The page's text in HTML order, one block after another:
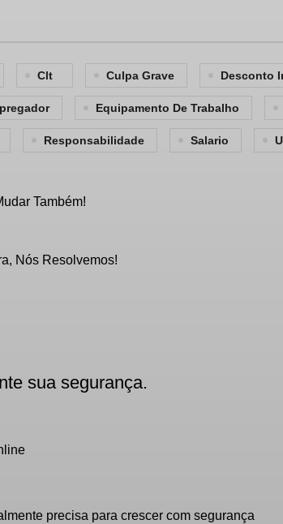
Clt Culpa Grave Desconto
Equipamento De Trabalho
Responsabilidade Salario
Também!
Nós Resolvemos!
sua segurança.
precisa para crescer com segurança